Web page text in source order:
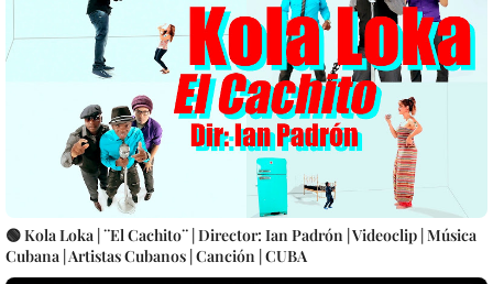
🟢 Kola Loka | ¨El Cachito¨ | Director: Ian Padrón | Videoclip | Música
Cubana | Artistas Cubanos | Canción | CUBA